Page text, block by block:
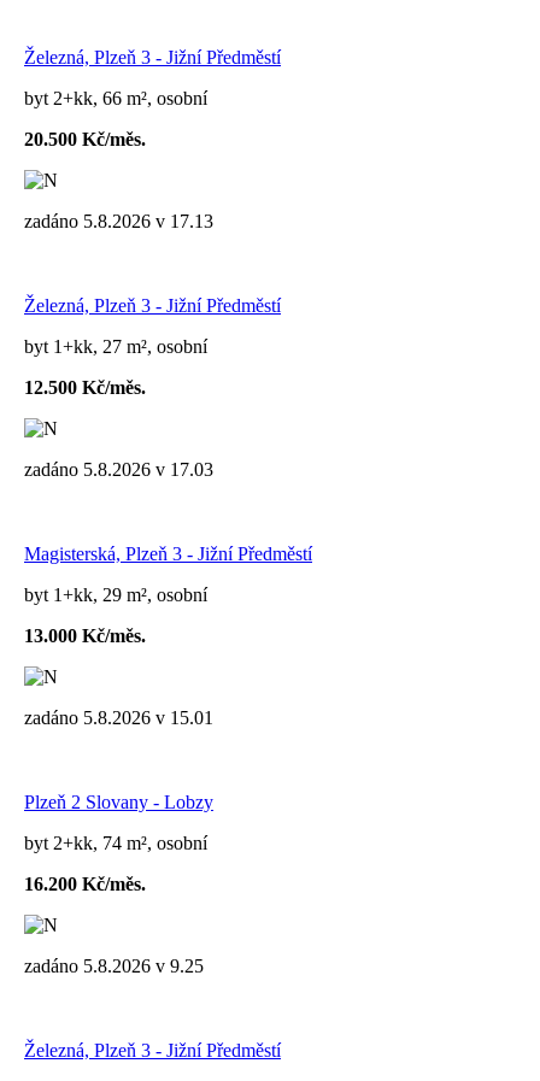
Železná, Plzeň 3 - Jižní Předměstí
byt 2+kk, 66 m², osobní
20.500 Kč/měs.
zadáno 5.8.2026 v 17.13
Železná, Plzeň 3 - Jižní Předměstí
byt 1+kk, 27 m², osobní
12.500 Kč/měs.
zadáno 5.8.2026 v 17.03
Magisterská, Plzeň 3 - Jižní Předměstí
byt 1+kk, 29 m², osobní
13.000 Kč/měs.
zadáno 5.8.2026 v 15.01
Plzeň 2 Slovany - Lobzy
byt 2+kk, 74 m², osobní
16.200 Kč/měs.
zadáno 5.8.2026 v 9.25
Železná, Plzeň 3 - Jižní Předměstí